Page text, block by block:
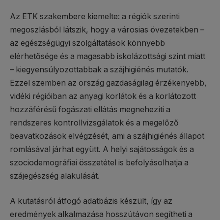
Az ETK szakembere kiemelte: a régiók szerinti
megoszlásból látszik, hogy a városias övezetekben –
az egészségügyi szolgáltatások könnyebb
elérhetősége és a magasabb iskolázottsági szint miatt
– kiegyensúlyozottabbak a szájhigiénés mutatók.
Ezzel szemben az ország gazdaságilag érzékenyebb,
vidéki régióiban az anyagi korlátok és a korlátozott
hozzáférésű fogászati ellátás megnehezíti a
rendszeres kontrollvizsgálatok és a megelőző
beavatkozások elvégzését, ami a szájhigiénés állapot
romlásával járhat együtt. A helyi sajátosságok és a
szociodemográfiai összetétel is befolyásolhatja a
szájegészség alakulását.
A kutatásról átfogó adatbázis készült, így az
eredmények alkalmazása hosszútávon segítheti a